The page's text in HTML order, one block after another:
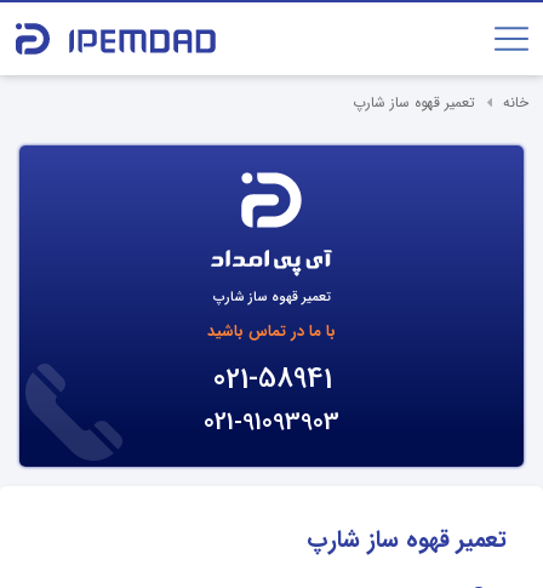
خانه تعمیر قهوه ساز شارپ
تعمیر قهوه ساز شارپ
با ما در تماس باشید
021-58941
021-91093903
تعمیر قهوه ساز شارپ